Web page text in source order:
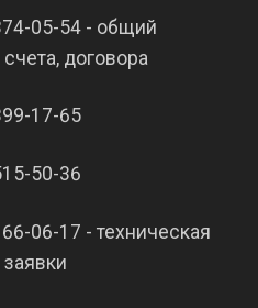
05-54 - общий
договора
17-65
50-36
06-17 - техническая
заявки